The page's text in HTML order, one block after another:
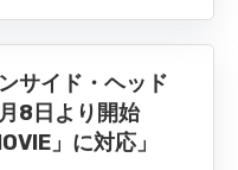
サイド・ヘッド
8日より開始
」に対応」